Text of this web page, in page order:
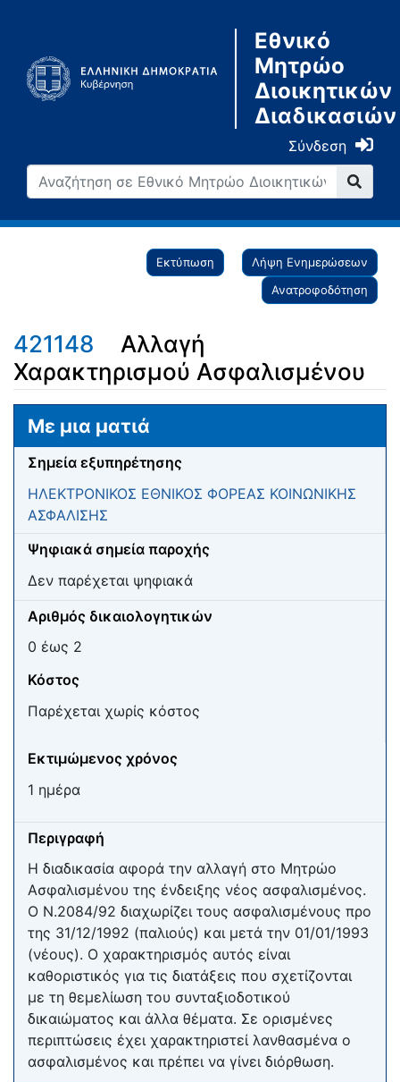
Εθνικό
Μητρώο
Διοικητικών
Διαδικασιών
Σύνδεση
Εκτύπωση
Λήψη Ενημερώσεων
Ανατροφοδότηση
421148
Αλλαγή
Χαρακτηρισμού Ασφαλισμένου
Μετάβαση σε: πλοήγηση
Με μια ματιά
Σημεία εξυπηρέτησης
ΗΛΕΚΤΡΟΝΙΚΟΣ ΕΘΝΙΚΟΣ ΦΟΡΕΑΣ ΚΟΙΝΩΝΙΚΗΣ
ΑΣΦΑΛΙΣΗΣ
Ψηφιακά σημεία παροχής
Δεν παρέχεται ψηφιακά
Αριθμός δικαιολογητικών
0 έως 2
Κόστος
Παρέχεται χωρίς κόστος
Εκτιμώμενος χρόνος
1 ημέρα
Περιγραφή
Η διαδικασία αφορά την αλλαγή στο Μητρώο
Ασφαλισμένου της ένδειξης νέος ασφαλισμένος.
Ο Ν.2084/92 διαχωρίζει τους ασφαλισμένους προ
της 31/12/1992 (παλιούς) και μετά την 01/01/1993
(νέους). Ο χαρακτηρισμός αυτός είναι
καθοριστικός για τις διατάξεις που σχετίζονται
με τη θεμελίωση του συνταξιοδοτικού
δικαιώματος και άλλα θέματα. Σε ορισμένες
περιπτώσεις έχει χαρακτηριστεί λανθασμένα ο
ασφαλισμένος και πρέπει να γίνει διόρθωση.